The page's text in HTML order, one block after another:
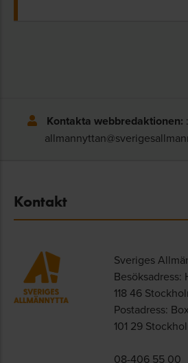
Kontakta webbredaktionen: :
Kontakt
Sveriges
Besöksadress:
118 46
Postadress:
101 29
08-406 55 00